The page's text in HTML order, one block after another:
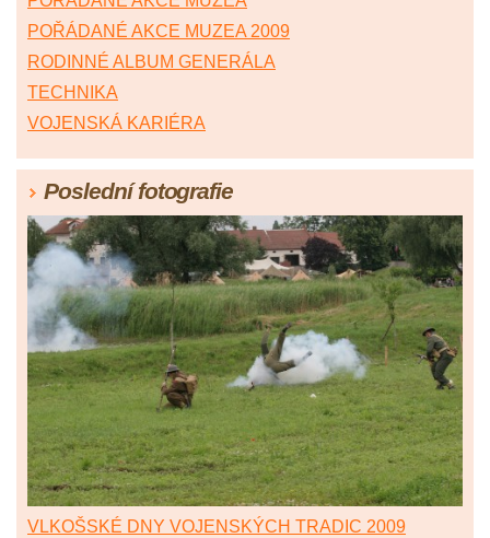
POŘÁDANÉ AKCE MUZEA 2009
RODINNÉ ALBUM GENERÁLA
TECHNIKA
VOJENSKÁ KARIÉRA
Poslední fotografie
VLKOŠSKÉ DNY VOJENSKÝCH TRADIC 2009